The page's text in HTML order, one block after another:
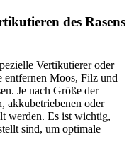
des Rasens
Vertikutierer oder
entfernen Moos, Filz und
Je nach Größe der
akkubetriebenen oder
werden. Es ist wichtig,
sind, um optimale